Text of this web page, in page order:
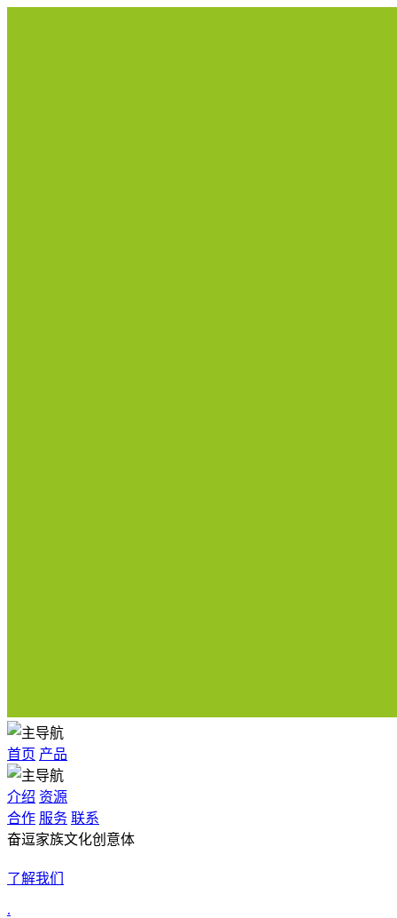
首页 产品
介绍 资源
合作 服务 联系
奋逗家族文化创意体
了解我们
.